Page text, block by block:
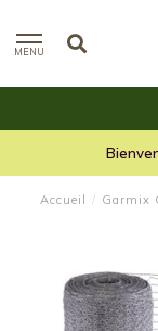
MENU
Accueil / Garmix